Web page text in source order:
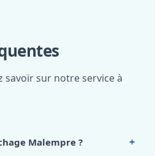
savoir sur notre service à
Malempre ? +